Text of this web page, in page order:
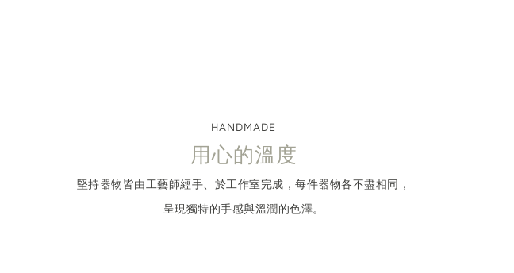
HANDMADE
用心的溫度
堅持器物皆由工藝師經⼿、於工作室完成，每件器物各不盡相同，
呈現獨特的手感與溫潤的⾊澤。